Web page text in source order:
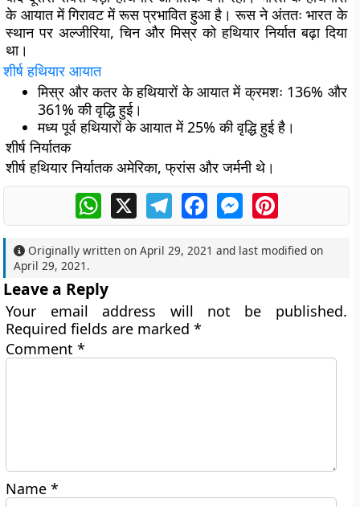
के आयात में गिरावट में रूस प्रभावित हुआ है। रूस ने अंततः भारत के
स्थान पर अल्जीरिया, चिन और मिस्र को हथियार निर्यात बढ़ा दिया
था।
शीर्ष हथियार आयात
मिस्र और कतर के हथियारों के आयात में क्रमशः 136% और
361% की वृद्धि हुई।
मध्य पूर्व हथियारों के आयात में 25% की वृद्धि हुई है।
शीर्ष निर्यातक
शीर्ष हथियार निर्यातक अमेरिका, फ्रांस और जर्मनी थे।
WhatsApp
X TelegramFacebookMessengerPinterest
Originally written onApril 29, 2021 and last modified on
April 29, 2021 .
Leave a Reply
Your email address will not be published.
Required fields are marked*
Comment*
Name*